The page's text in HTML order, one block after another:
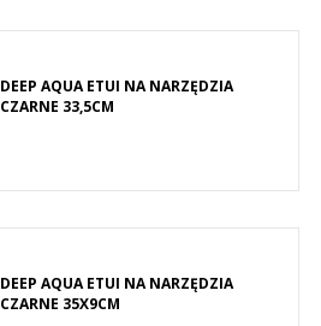
DEEP AQUA ETUI NA NARZĘDZIA
CZARNE 33,5CM
DEEP AQUA ETUI NA NARZĘDZIA
CZARNE 35X9CM